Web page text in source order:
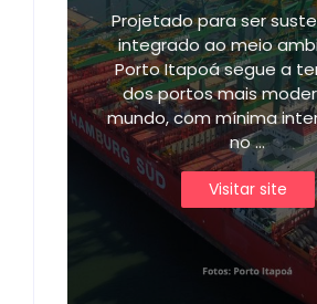
Projetado para ser
integrado ao meio
Porto Itapoá segue a
dos portos mais
mundo, com mínima
no ...
Visitar site